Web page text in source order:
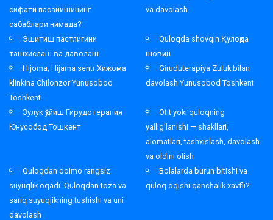
сифати пасайишининг
сабаблари нимада?
va davolash
Эшитиш пастлигини
ташхислаш ва даволаш
Quloqda shovqin Қулоқда
шовқин
Hijoma, Hijama sentr Хижома
klinkina Chilonzor Yunusobod
Toshkent
Giruduterapiya Zuluk bilan
davolash Yunusobod Toshkent
Зулук қўйиш Гирудотерапия
Юнусобод Тошкент
Otit yoki quloqning
yallig’lanishi — shakllari,
alomatlari, tashxislash, davolash
va oldini olish
Quloqdan doimo rangsiz
suyuqlik oqadi. Quloqdan toza va
sariq suyuqlikning tushishi va uni
davolash
Bolalarda burun bitishi va
quloq oqishi qanchalik xavfli?